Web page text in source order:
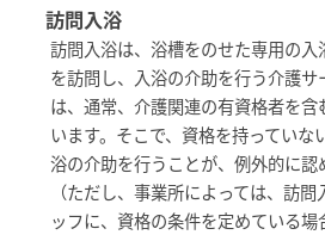
訪問入浴
訪問入浴は、浴槽をのせた専用の
を訪問し、入浴の介助を行う介護
は、通常、介護関連の有資格者を
います。そこで、資格を持っていな
浴の介助を行うことが、例外的に
（ただし、事業所によっては、訪
ッフに、資格の条件を定めている場